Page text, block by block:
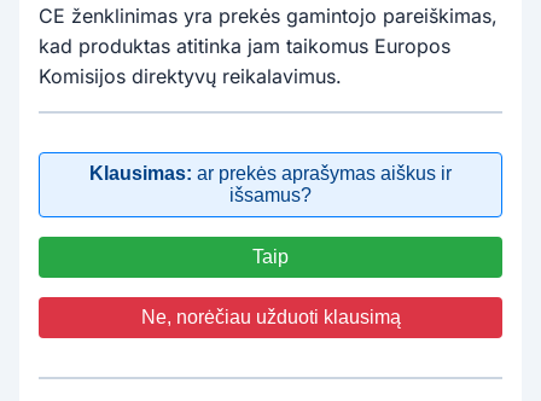
CE ženklinimas yra prekės gamintojo pareiškimas,
kad produktas atitinka jam taikomus Europos
Komisijos direktyvų reikalavimus.
Klausimas: ar prekės aprašymas aiškus ir
išsamus?
Taip
Ne, norėčiau užduoti klausimą